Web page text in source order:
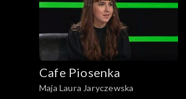
Cafe Piosenka
Maja Laura Jaryczewska